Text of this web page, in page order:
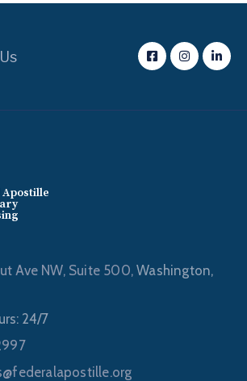
Ave NW, Suite 500,Washington,
24/7